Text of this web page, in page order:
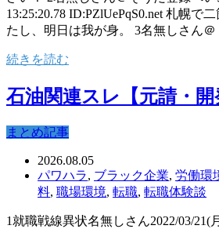
13:25:20.78 ID:PZlUePqS0.net 札幌で
たし、明日は我が身。 3名無しさん
続きを読む
石油関連スレ【元請・
まとめ記事
2026.08.05
パワハラ, ブラック企業, 労働環
料, 職場環境, 転職, 転職体験談
1就職戦線異状名無しさん2022/03/21(